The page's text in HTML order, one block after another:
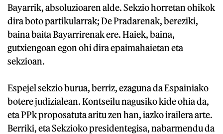
Bayarrik, absoluzioaren alde. Sekzio horretan ohikok
dira boto partikularrak; De Pradarenak, bereziki,
baina baita Bayarrirenak ere. Haiek, baina,
gutxiengoan egon ohi dira epaimahaietan eta
sekzioan.
Espejel sekzio burua, berriz, ezaguna da Espainiako
botere judizialean. Kontseilu nagusiko kide ohia da,
eta PPk proposatuta aritu zen han, iazko irailera arte.
Berriki, eta Sekzioko presidentegisa, nabarmendu da